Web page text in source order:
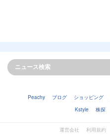
Peachy ブログ ショッピング
Kstyle
株探
運営会社 利用規約